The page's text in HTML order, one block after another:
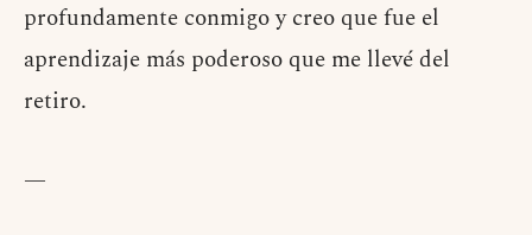
profundamente conmigo y creo que fue el
aprendizaje más poderoso que me llevé del
retiro.
—